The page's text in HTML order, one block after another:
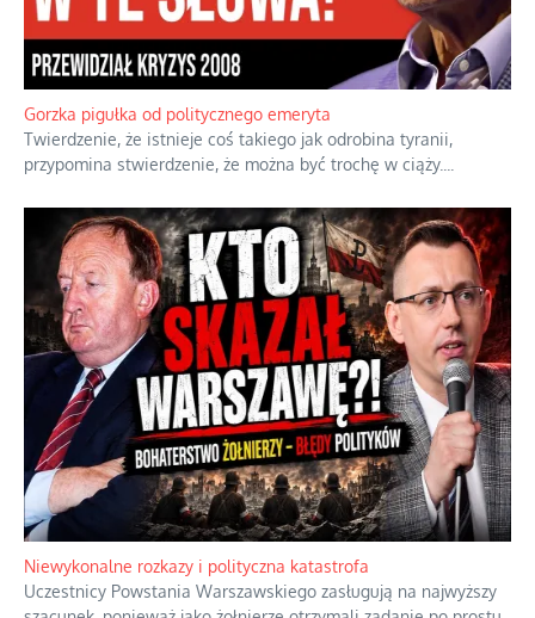
Gorzka pigułka od politycznego emeryta
Twierdzenie, że istnieje coś takiego jak odrobina tyranii,
przypomina stwierdzenie, że można być trochę w ciąży....
Niewykonalne rozkazy i polityczna katastrofa
Uczestnicy Powstania Warszawskiego zasługują na najwyższy